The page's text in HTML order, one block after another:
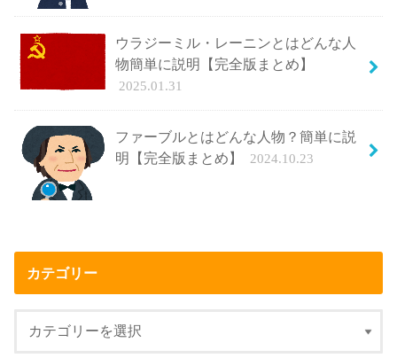
ウラジーミル・レーニンとはどんな人
物簡単に説明【完全版まとめ】
2025.01.31
ファーブルとはどんな人物？簡単に説
明【完全版まとめ】
2024.10.23
カテゴリー